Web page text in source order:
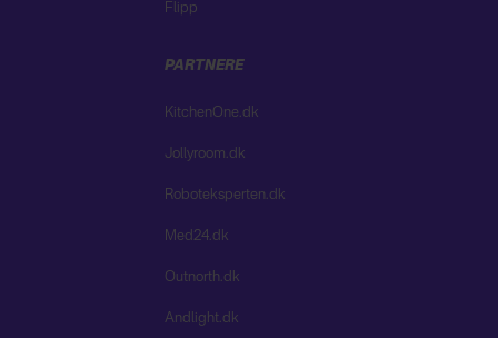
Flipp
PARTNERE
KitchenOne.dk
Jollyroom.dk
Roboteksperten.dk
Med24.dk
Outnorth.dk
Andlight.dk